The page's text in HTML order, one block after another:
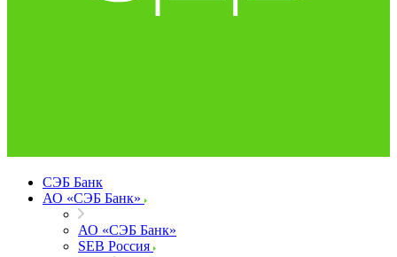
СЭБ Банк
АО «СЭБ Банк»
АО «СЭБ Банк»
SEB Россия